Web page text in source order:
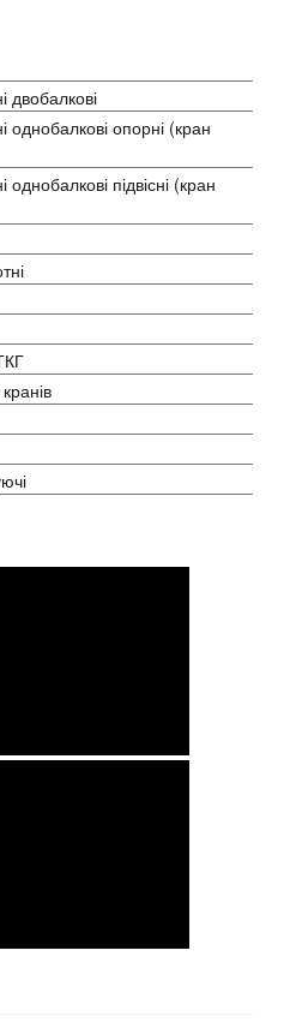
двобалкові
однобалкові опорні (кран
підвісні (кран